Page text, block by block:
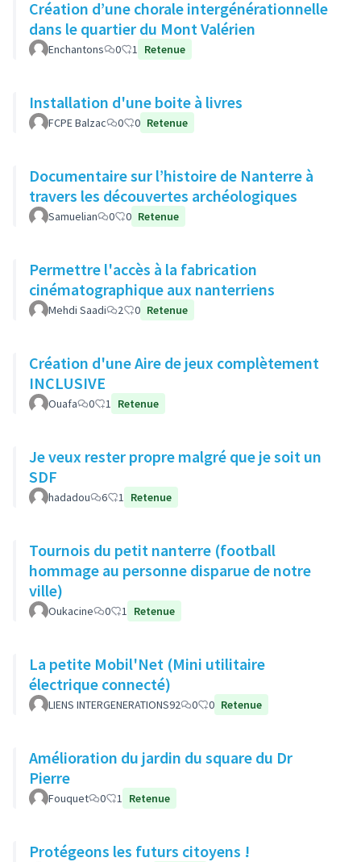
Création d’une chorale intergénérationnelle
dans le quartier du Mont Valérien
Enchantons 0 1 Retenue
Installation d'une boite à livres
FCPE Balzac 0 0 Retenue
Documentaire sur l’histoire de Nanterre à
travers les découvertes archéologiques
Samuelian 0 0 Retenue
Permettre l'accès à la fabrication
cinématographique aux nanterriens
Mehdi Saadi 2 0 Retenue
Création d'une Aire de jeux complètement
INCLUSIVE
Ouafa 0 1 Retenue
Je veux rester propre malgré que je soit un
SDF
hadadou 6 1 Retenue
Tournois du petit nanterre (football
hommage au personne disparue de notre
ville)
Oukacine 0 1 Retenue
La petite Mobil'Net (Mini utilitaire
électrique connecté)
LIENS INTERGENERATIONS92 0 0 Retenue
Amélioration du jardin du square du Dr
Pierre
Fouquet 0 1 Retenue
Protégeons les futurs citoyens !